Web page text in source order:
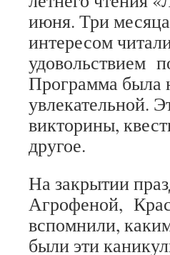
июня. Три
интересом
удовольствием
Программа была
увлекательной.
викторины,
другое.
На закрытии
Агрофеной,
вспомнили,
были эти